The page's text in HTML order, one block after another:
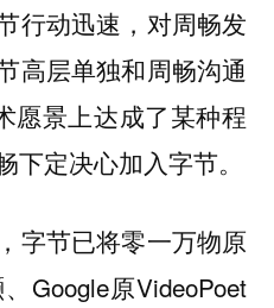
行动迅速，对周畅发
高层单独和周畅沟通
愿景上达成了某种程
下定决心加入字节。
字节已将零一万物原
Google原VideoPoet